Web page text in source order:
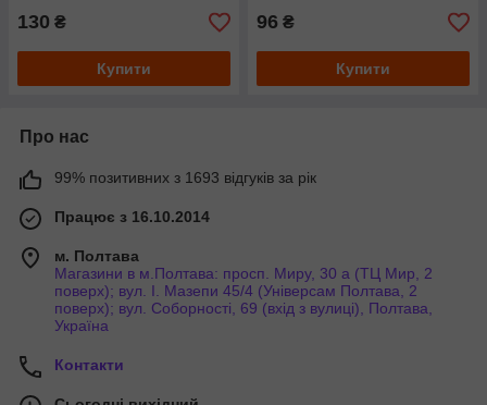
130 ₴
Купити
96 ₴
Купити
Про нас
99% позитивних з 1693 відгуків за рік
Працює з 16.10.2014
м. Полтава
Магазини в м.Полтава: просп. Миру, 30 а (ТЦ Мир, 2
поверх); вул. І. Мазепи 45/4 (Універсам Полтава, 2
поверх); вул. Соборності, 69 (вхід з вулиці), Полтава,
Україна
Контакти